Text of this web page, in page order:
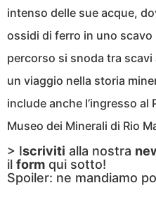
intenso delle sue acque,
ossidi di ferro in uno
percorso si snoda tra
un viaggio nella storia
include anche l’ingresso al
Museo dei Minerali di Rio
> Iscriviti alla nostra
il form qui sotto!
Spoiler: ne mandiamo